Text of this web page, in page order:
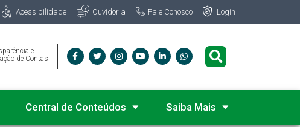
Acessibilidade Ouvidoria Fale Conosco Login
e
de Contas
Central de Conteúdos Saiba Mais